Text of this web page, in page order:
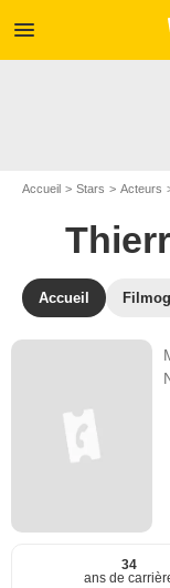
menu
Accueil Stars Acteurs
Accueil
34
ans de